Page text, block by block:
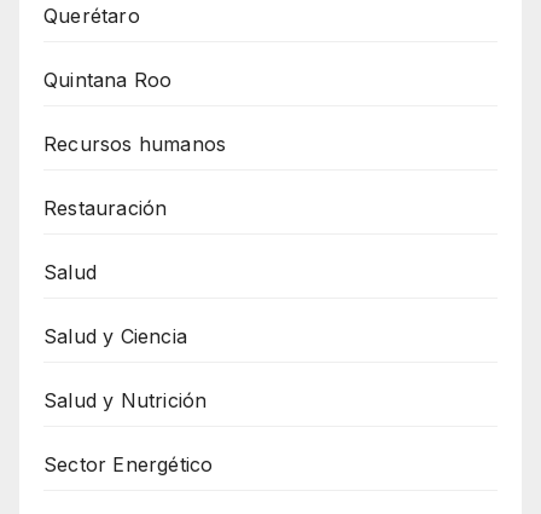
Querétaro
Quintana Roo
Recursos humanos
Restauración
Salud
Salud y Ciencia
Salud y Nutrición
Sector Energético